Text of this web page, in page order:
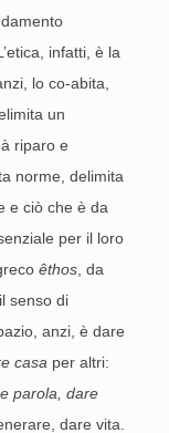
infatti, è la
lo co-abita,
un
riparo e
norme, delimita
e ciò che è da
per il loro
êthos , da
senso di
anzi, è dare
casa per altri:
parola, dare
dare vita.